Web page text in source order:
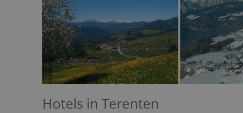
Hotels in Terenten
★★★★☆ 506 Bewertungen